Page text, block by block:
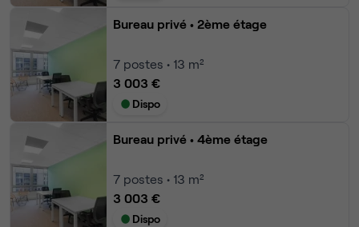
Bureau privé • 2ème étage
7 postes • 13 m²
3 003 €
Dispo
Bureau privé • 4ème étage
7 postes • 13 m²
3 003 €
Dispo